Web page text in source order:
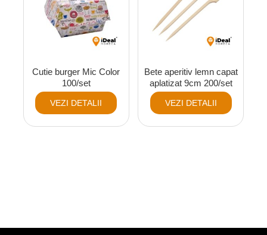
Cutie burger Mic Color
100/set
VEZI DETALII
Bete aperitiv lemn capat
aplatizat 9cm 200/set
VEZI DETALII